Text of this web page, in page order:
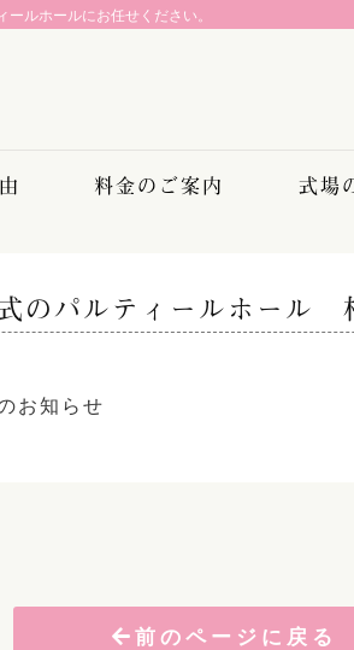
ルホールにお任せください。
料金のご案内 式場
のパルティールホール
お知らせ
前のページに戻る